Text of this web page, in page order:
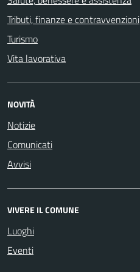
Tributi, finanze e contravvenzioni
Turismo
Vita lavorativa
NOVITÀ
Notizie
Comunicati
Avvisi
VIVERE IL COMUNE
Luoghi
Eventi